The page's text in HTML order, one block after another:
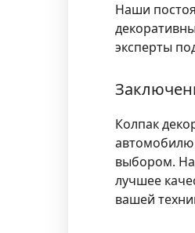
Наши
эксперты
Колпак
автомобилю
выбором.
лучшее
вашей